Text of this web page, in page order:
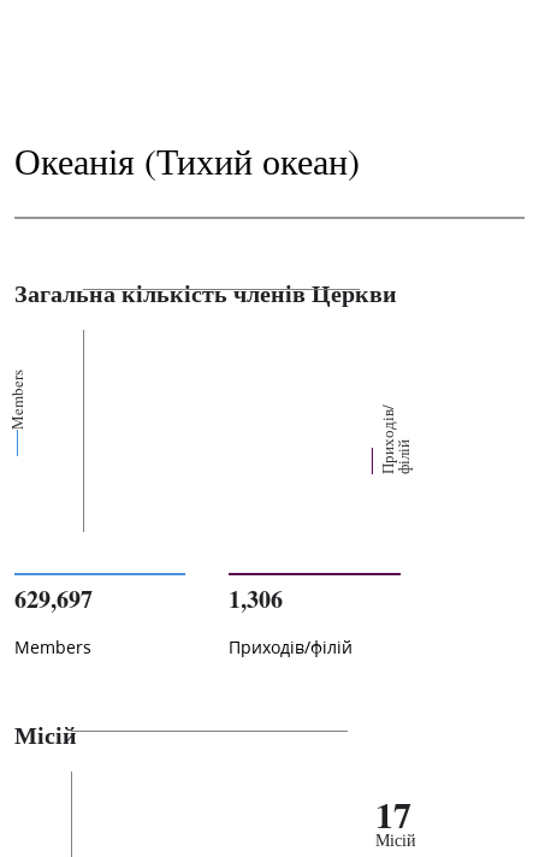
Океанія (Тихий океан)
Загальна кількість членів Церкви
Members
П
р
их
о
д
і
в
/
ф
і
л
ій
629,697
Members
1,306
Приходів/філій
Місій
17
Місій